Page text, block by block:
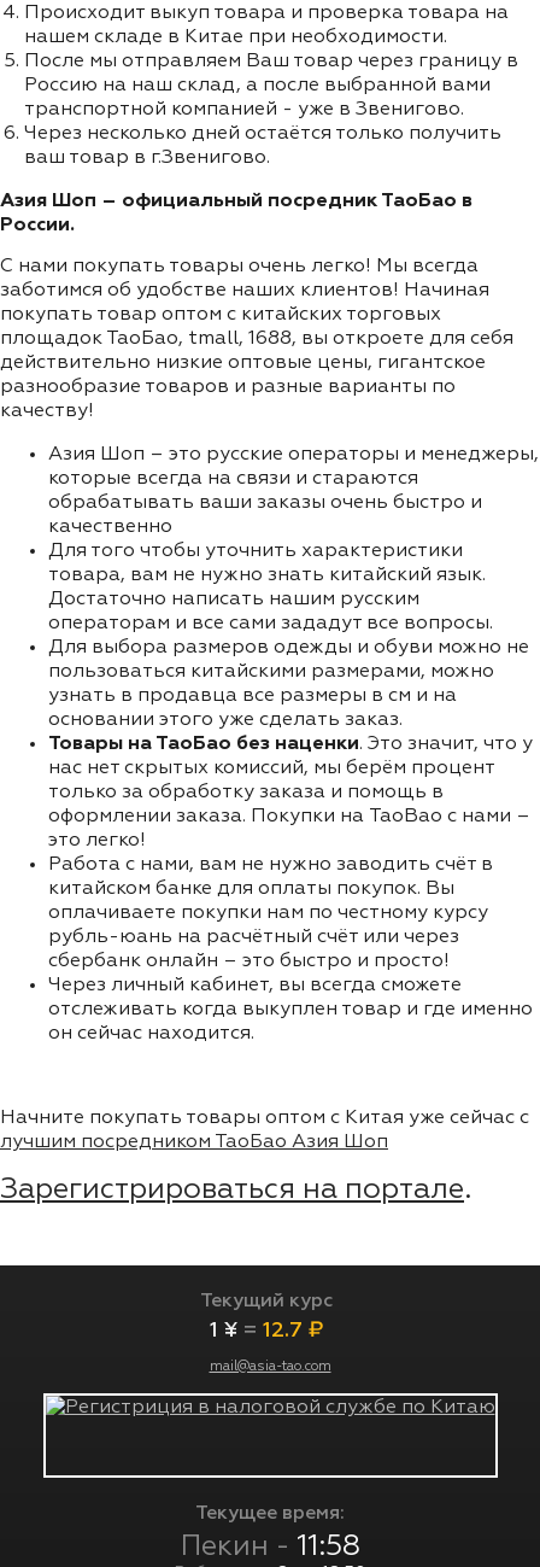
Происходит выкуп товара и проверка товара на
нашем складе в Китае при необходимости.
После мы отправляем Ваш товар через границу в
Россию на наш склад, а после выбранной вами
транспортной компанией - уже в Звенигово.
Через несколько дней остаётся только получить
ваш товар в г.Звенигово.
Азия Шоп – официальный посредник ТаоБао в
России.
С нами покупать товары очень легко! Мы всегда
заботимся об удобстве наших клиентов! Начиная
покупать товар оптом с китайских торговых
площадок ТаоБао, tmall, 1688, вы откроете для себя
действительно низкие оптовые цены, гигантское
разнообразие товаров и разные варианты по
качеству!
Азия Шоп – это русские операторы и менеджеры,
которые всегда на связи и стараются
обрабатывать ваши заказы очень быстро и
качественно
Для того чтобы уточнить характеристики
товара, вам не нужно знать китайский язык.
Достаточно написать нашим русским
операторам и все сами зададут все вопросы.
Для выбора размеров одежды и обуви можно не
пользоваться китайскими размерами, можно
узнать в продавца все размеры в см и на
основании этого уже сделать заказ.
Товары на ТаоБао без наценки. Это значит, что у
нас нет скрытых комиссий, мы берём процент
только за обработку заказа и помощь в
оформлении заказа. Покупки на TaoBao с нами –
это легко!
Работа с нами, вам не нужно заводить счёт в
китайском банке для оплаты покупок. Вы
оплачиваете покупки нам по честному курсу
рубль-юань на расчётный счёт или через
сбербанк онлайн – это быстро и просто!
Через личный кабинет, вы всегда сможете
отслеживать когда выкуплен товар и где именно
он сейчас находится.
Начните покупать товары оптом с Китая уже сейчас с
лучшим посредником ТаоБао Азия Шоп
Зарегистрироваться на портале.
Текущий курс
1 ¥ = 12.7 ₽
mail@asia-tao.com
Текущее время:
Пекин - 11:58